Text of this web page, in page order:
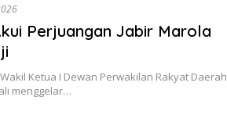
Perjuangan Jabir Marola
Wakil Ketua I Dewan Perwakilan Rakyat Daerah
menggelar…